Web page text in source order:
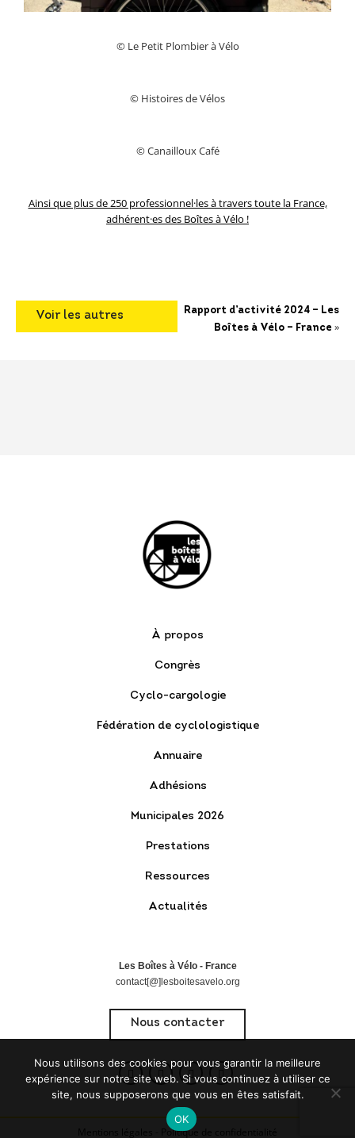
© Le Petit Plombier à Vélo
© Histoires de Vélos
© Canailloux Café
Ainsi que plus de 250 professionnel·les à travers toute la France,
adhérent·es des Boîtes à Vélo !
Voir les autres
Rapport d’activité 2024 – Les
Boîtes à Vélo – France »
À propos
Congrès
Cyclo-cargologie
Fédération de cyclologistique
Annuaire
Adhésions
Municipales 2026
Prestations
Ressources
Actualités
Les Boîtes à Vélo - France
contact[@]lesboitesavelo.org
Nous contacter
Mentions légales Politique de confidentialité
Nous utilisons des cookies pour vous garantir la meilleure
expérience sur notre site web. Si vous continuez à utiliser ce
site, nous supposerons que vous en êtes satisfait.
OK